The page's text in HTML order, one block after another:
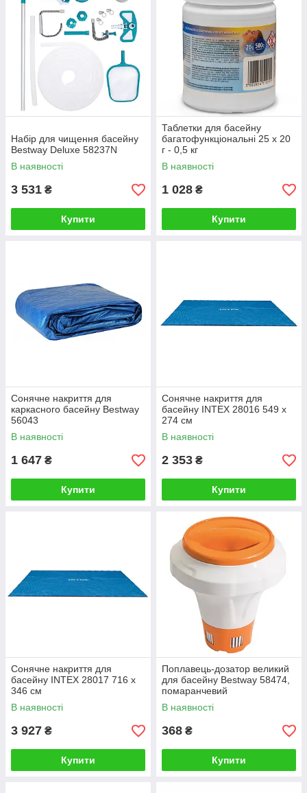
Набір для чищення басейну
Bestway Deluxe 58237N
В наявності
3 531 ₴
Купити
Таблетки для басейну
багатофункціональні 25 х 20
г - 0,5 кг
В наявності
1 028 ₴
Купити
Сонячне накриття для
каркасного басейну Bestway
56043
В наявності
1 647 ₴
Купити
Сонячне накриття для
басейну INTEX 28016 549 x
274 см
В наявності
2 353 ₴
Купити
Сонячне накриття для
басейну INTEX 28017 716 x
346 см
В наявності
3 927 ₴
Купити
Поплавець-дозатор великий
для басейну Bestway 58474,
помаранчевий
В наявності
368 ₴
Купити